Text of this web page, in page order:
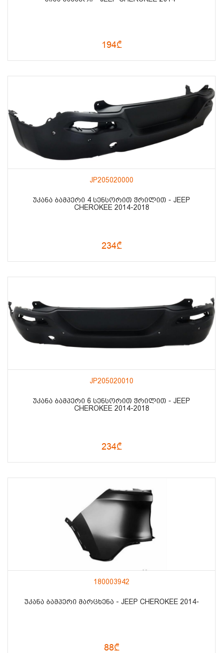
194₾
JP205020000
ᲣᲙᲐᲜᲐ ᲑᲐᲛᲞᲔᲠᲘ 4 ᲡᲔᲜᲡᲝᲠᲘᲗ ᲭᲠᲘᲚᲘᲗ - JEEP
CHEROKEE 2014-2018
234₾
JP205020010
ᲣᲙᲐᲜᲐ ᲑᲐᲛᲞᲔᲠᲘ 6 ᲡᲔᲜᲡᲝᲠᲘᲗ ᲭᲠᲘᲚᲘᲗ - JEEP
CHEROKEE 2014-2018
234₾
180003942
ᲣᲙᲐᲜᲐ ᲑᲐᲛᲞᲔᲠᲘ ᲛᲐᲠᲪᲮᲔᲜᲐ - JEEP CHEROKEE 2014-
88₾